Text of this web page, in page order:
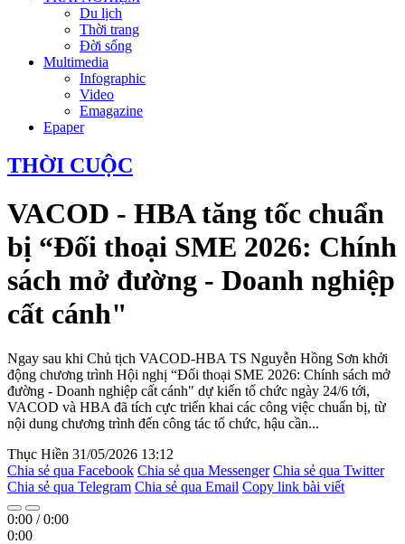
Du lịch
Thời trang
Đời sống
Multimedia
Infographic
Video
Emagazine
Epaper
THỜI CUỘC
VACOD - HBA tăng tốc chuẩn
bị “Đối thoại SME 2026: Chính
sách mở đường - Doanh nghiệp
cất cánh"
Ngay sau khi Chủ tịch VACOD-HBA TS Nguyễn Hồng Sơn khởi
động chương trình Hội nghị “Đối thoại SME 2026: Chính sách mở
đường - Doanh nghiệp cất cánh" dự kiến tổ chức ngày 24/6 tới,
VACOD và HBA đã tích cực triển khai các công việc chuẩn bị, từ
nội dung chương trình đến công tác tổ chức, hậu cần...
Thục Hiền 31/05/2026 13:12
Chia sẻ qua Facebook Chia sẻ qua Messenger Chia sẻ qua Twitter
Chia sẻ qua Telegram Chia sẻ qua Email Copy link bài viết
0:00 /0:00
0:00